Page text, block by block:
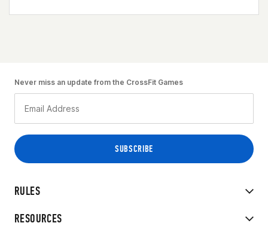
RULES
RESOURCES
Never miss an update from the CrossFit Games